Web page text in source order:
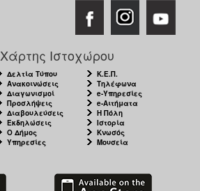
Χάρτης Ιστοχώρου
Δελτία Τύπου
Ανακοινώσεις
Διαγωνισμοί
Προσλήψεις
Διαβουλεύσεις
Εκδηλώσεις
Ο Δήμος
Υπηρεσίες
Κ.Ε.Π.
Τηλέφωνα
e-Υπηρεσίες
e-Αιτήματα
Η Πόλη
Ιστορία
Κνωσός
Μουσεία